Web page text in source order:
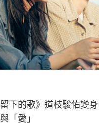
留下的歌》道枝駿佑變
「愛」